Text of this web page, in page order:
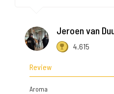
Jeroen van
4.615
Review
Aroma